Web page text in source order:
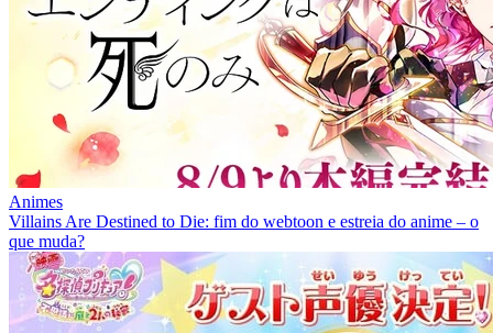
Animes
Villains Are Destined to Die: fim do webtoon e estreia do anime – o
que muda?